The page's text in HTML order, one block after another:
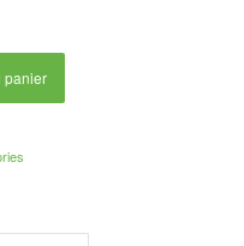
panier